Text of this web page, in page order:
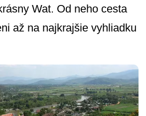
Wat. Od neho cesta
až na najkrajšie vyhliadku